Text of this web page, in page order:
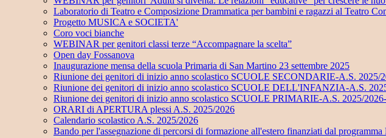
Laboratorio di Teatro e Composizione Drammatica per bambini e ragazzi al Teatro
Progetto MUSICA e SOCIETA'
Coro voci bianche
WEBINAR per genitori classi terze “Accompagnare la scelta”
Open day Fossanova
Inaugurazione mensa della scuola Primaria di San Martino 23 settembre 2025
Riunione dei genitori di inizio anno scolastico SCUOLE SECONDARIE-A.S. 2025/
Riunione dei genitori di inizio anno scolastico SCUOLE DELL'INFANZIA-A.S.
Riunione dei genitori di inizio anno scolastico SCUOLE PRIMARIE-A.S. 2025/
ORARI di APERTURA plessi A.S. 2025/2026
Calendario scolastico A.S. 2025/2026
Bando per l'assegnazione di percorsi di formazione all'estero finanziati dal